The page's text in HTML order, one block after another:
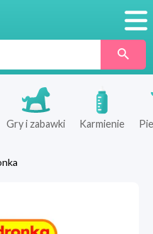
Gry i zabawki Karmienie